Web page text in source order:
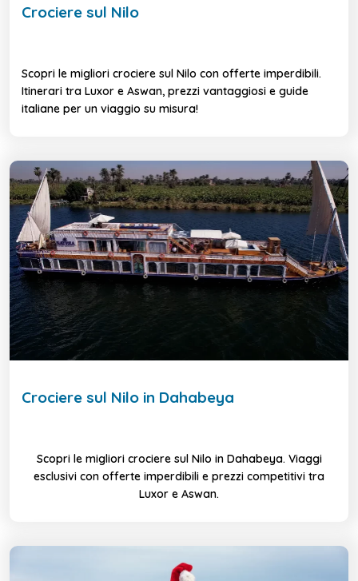
Crociere sul Nilo
Scopri le migliori crociere sul Nilo con offerte imperdibili.
Itinerari tra Luxor e Aswan, prezzi vantaggiosi e guide
italiane per un viaggio su misura!
Crociere sul Nilo in Dahabeya
Scopri le migliori crociere sul Nilo in Dahabeya. Viaggi
esclusivi con offerte imperdibili e prezzi competitivi tra
Luxor e Aswan.